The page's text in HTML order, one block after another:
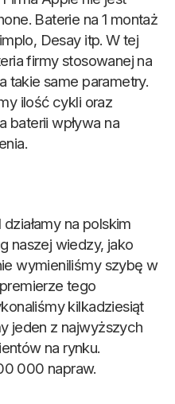
Baterie na 1 montaż
Desay itp. W tej
firmy stosowanej na
takie same parametry.
ilość cykli oraz
baterii wpływa na
na polskim
naszej wiedzy, jako
wymieniliśmy szybę w
tego
kilkadziesiąt
jeden z najwyższych
na rynku.
000 napraw.